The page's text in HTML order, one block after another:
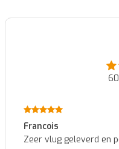
Francois
Zeer vlug geleverd en